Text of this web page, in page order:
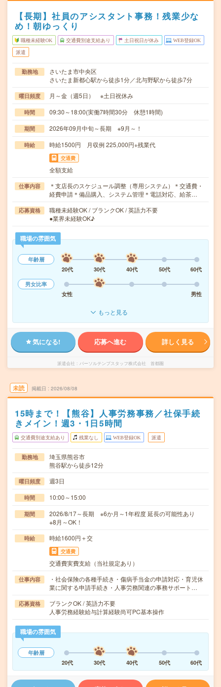
【長期】社員のアシスタント事務！残業少な
め！朝ゆっくり
職種未経験OK 交通費別途支給あり 土日祝日が休み WEB登録OK
派遣
勤務地
さいたま市中央区
さいたま新都心駅から徒歩1分／北与野駅から徒歩7分
曜日頻度 月～金（週5日） ※土日祝休み
時間 09:30～18:00(実働7時間30分 休憩1時間)
期間 2026年09月中旬～長期 ※9月～！
時給 時給1500円 月収例 225,000円+残業代
交通費
全額支給
仕事内容
＊支店長のスケジュール調整（専用システム）＊交通費・
経費申請＊備品購入、システム管理＊電話対応、給茶…
応募資格
職種未経験OK / ブランクOK / 英語力不要
●業界未経験OK♪
職場の雰囲気
年齢層
20代
30代 40代 50代
60代
男女比率
女性
男性
もっと見る
気になる! 応募へ進む 詳しく見る
派遣会社 パーソルテンプスタッフ株式会社 首都圏
未読 掲載日 2026/08/08
15時まで！【熊谷】人事労務事務／社保手続
きメイン！週3・1日5時間
交通費別途支給あり 残業なし WEB登録OK 派遣
勤務地
埼玉県熊谷市
熊谷駅から徒歩12分
曜日頻度 週3日
時間 10:00～15:00
期間
2026/8/17～長期 ※6か月～1年程度 延長の可能性あり
※8月～OK！
時給 時給1600円＋交
交通費
交通費実費支給（当社規定あり）
仕事内容
・社会保険の各種手続き・傷病手当金の申請対応・育児休
業に関する申請手続き・人事労務関連の事務サポート…
応募資格
ブランクOK / 英語力不要
人事労務経験給与計算経験尚可PC基本操作
職場の雰囲気
年齢層
20代
30代 40代 50代 60代